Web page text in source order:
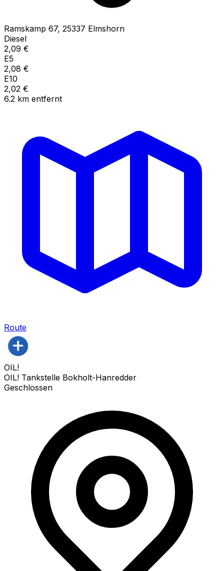
Ramskamp 67, 25337 Elmshorn
Diesel
2,09 €
E5
2,08 €
E10
2,02 €
6.2 km entfernt
Route
OIL!
OIL! Tankstelle Bokholt-Hanredder
Geschlossen